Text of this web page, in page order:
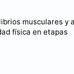
musculares y
física en etapas